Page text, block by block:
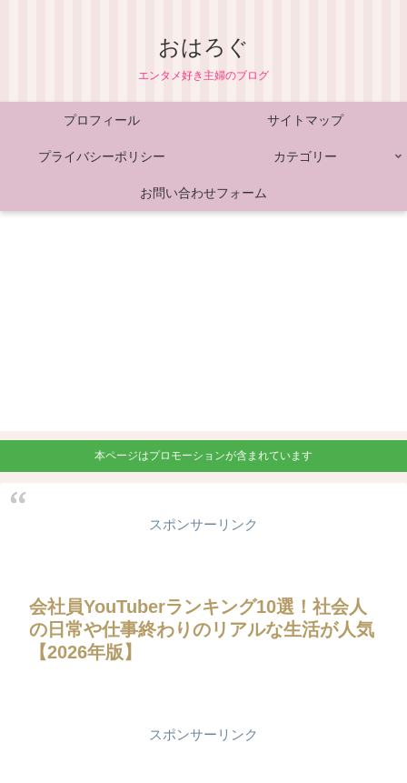
おはろぐ
エンタメ好き主婦のブログ
プロフィール サイトマップ
プライバシーポリシー カテゴリー
お問い合わせフォーム
本ページはプロモーションが含まれています
スポンサーリンク
会社員YouTuberランキング10選！社会人
の日常や仕事終わりのリアルな生活が人気
【2026年版】
スポンサーリンク